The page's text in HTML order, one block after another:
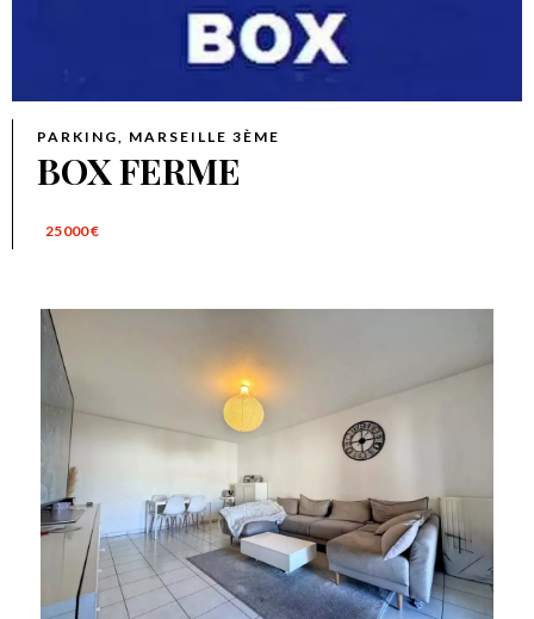
PARKING, MARSEILLE 3ÈME
BOX FERME
25 000 €